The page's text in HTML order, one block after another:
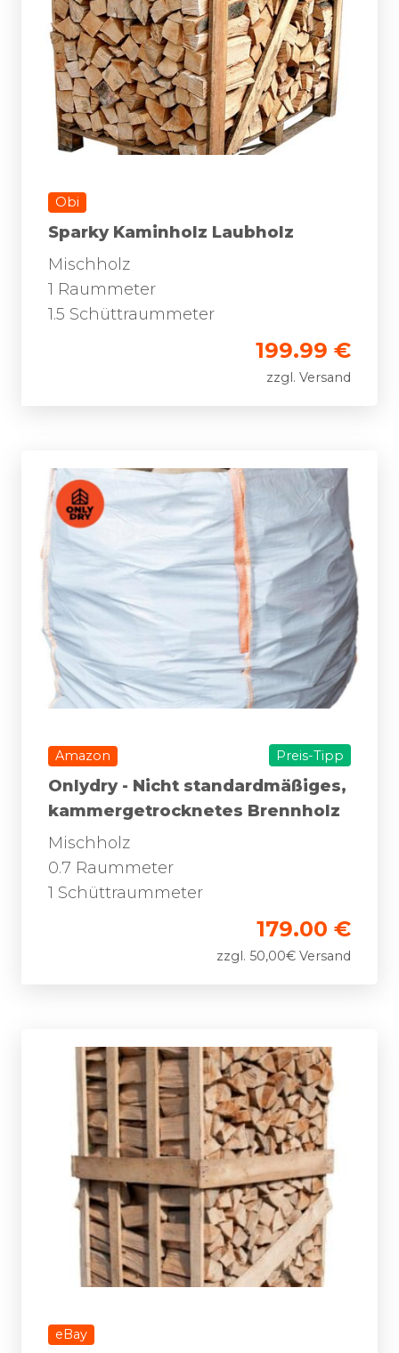
Obi
Sparky Kaminholz Laubholz
Mischholz
1 Raummeter
1.5 Schüttraummeter
199.99 €
zzgl. Versand
Amazon Preis-Tipp
Onlydry - Nicht standardmäßiges,
kammergetrocknetes Brennholz
Mischholz
0.7 Raummeter
1 Schüttraummeter
179.00 €
zzgl. 50,00€ Versand
eBay